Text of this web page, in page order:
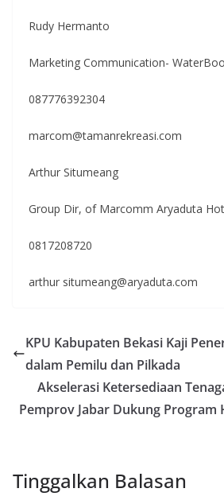
Rudy Hermanto
Marketing Communication-
087776392304
marcom@tamanrekreasi.com
Arthur Situmeang
Group Dir, of Marcomm Aryaduta
0817208720
arthur situmeang@aryaduta.com
KPU Kabupaten Bekasi Kaji
dalam Pemilu dan Pilkada
Akselerasi Ketersediaan
Pemprov Jabar Dukung Program
Tinggalkan Balasan